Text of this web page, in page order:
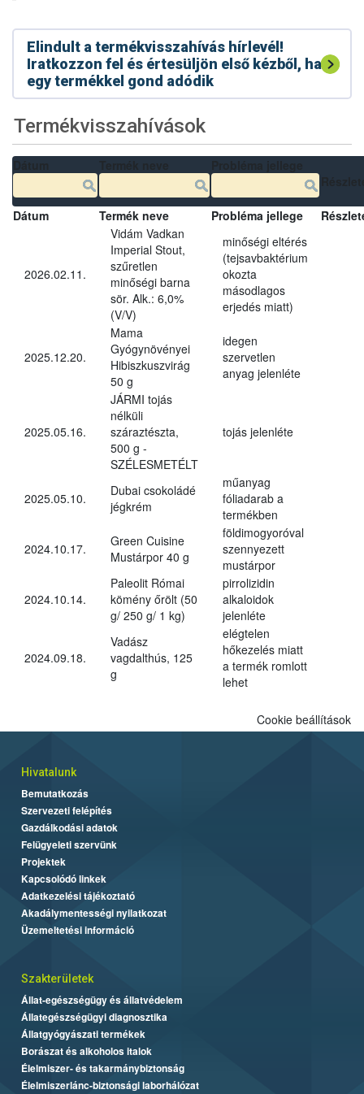
Elindult a termékvisszahívás hírlevél!
Iratkozzon fel és értesüljön első kézből, ha
egy termékkel gond adódik
Termékvisszahívások
Dátum Termék neve Probléma jellege
2026.02.11.
Vidám Vadkan
Imperial Stout,
szűretlen
minőségi barna
sör. Alk.: 6,0%
(V/V)
minőségi eltérés
(tejsavbaktérium
okozta
másodlagos
erjedés miatt)
2025.12.20.
Mama
Gyógynövényei
Hibiszkuszvirág
50 g
idegen
szervetlen
anyag jelenléte
2025.05.16.
JÁRMI tojás
nélküli
száraztészta,
500 g -
SZÉLESMETÉLT
tojás jelenléte
2025.05.10.
Dubai csokoládé
jégkrém
műanyag
fóliadarab a
termékben
2024.10.17.
Green Cuisine
Mustárpor 40 g
földimogyoróval
szennyezett
mustárpor
2024.10.14.
Paleolit Római
kömény őrölt (50
g/ 250 g/ 1 kg)
pirrolizidin
alkaloidok
jelenléte
2024.09.18.
Vadász
vagdalthús, 125
g
elégtelen
hőkezelés miatt
a termék romlott
lehet
Cookie beállítások
Hivatalunk
Bemutatkozás
Szervezeti felépítés
Gazdálkodási adatok
Felügyeleti szervünk
Projektek
Kapcsolódó linkek
Adatkezelési tájékoztató
Akadálymentességi nyilatkozat
Üzemeltetési információ
Szakterületek
Állat-egészségügy és állatvédelem
Állategészségügyi diagnosztika
Állatgyógyászati termékek
Borászat és alkoholos italok
Élelmiszer- és takarmánybiztonság
Élelmiszerlánc-biztonsági laborhálózat